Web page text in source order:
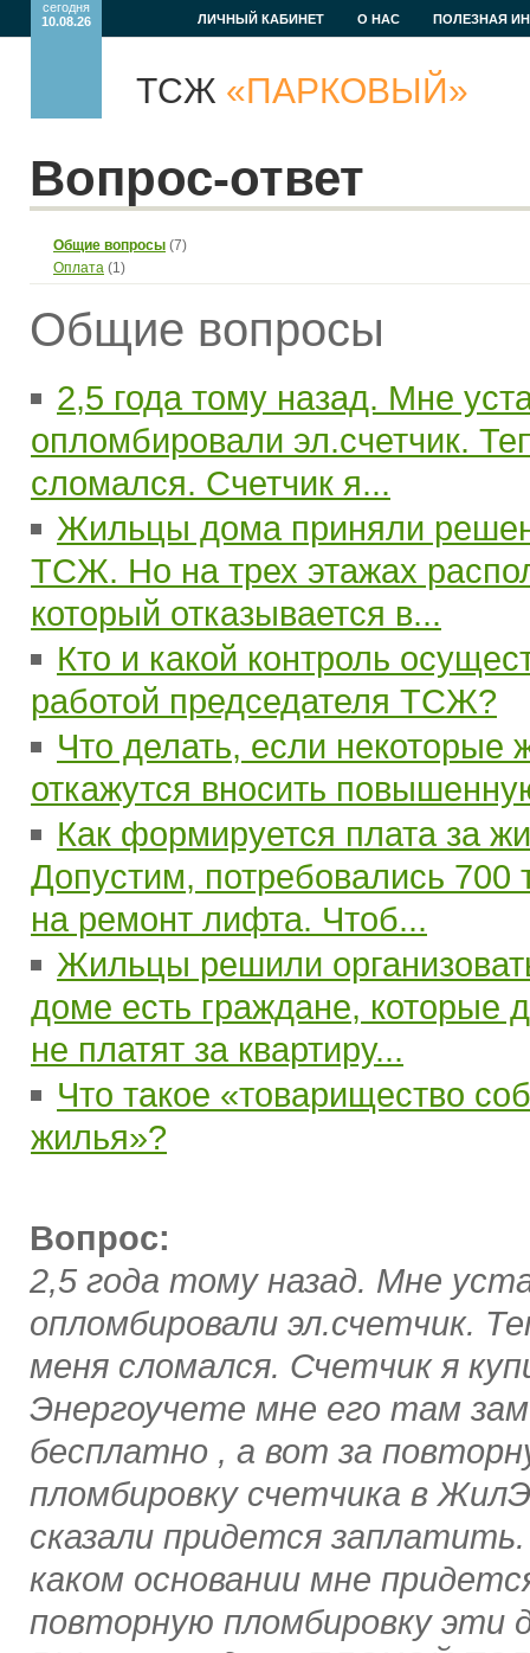
ТСЖ «ПАРКОВЫЙ»
сегодня
10.08.26
ЛИЧНЫЙ КАБИНЕТ О НАС ПОЛЕЗНАЯ
Вопрос-ответ
Общие вопросы (7)
Оплата (1)
Общие вопросы
2,5 года тому назад. Мне
опломбировали эл.счетчик.
сломался. Счетчик я...
Жильцы дома приняли
ТСЖ. Но на трех этажах
который отказывается в...
Кто и какой контроль
работой председателя ТСЖ?
Что делать, если некоторые
откажутся вносить
Как формируется плата за
Допустим, потребовались 700
на ремонт лифта. Чтоб...
Жильцы решили
доме есть граждане, которые
не платят за квартиру...
Что такое «товарищество
жилья»?
Вопрос:
2,5 года тому назад. Мне
опломбировали эл.счетчик.
меня сломался. Счетчик я
Энергоучете мне его там
бесплатно , а вот за
пломбировку счетчика в
сказали придется
каком основании мне
повторную пломбировку эти